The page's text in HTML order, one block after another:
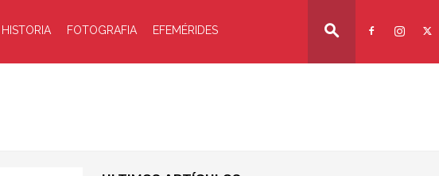
HISTORIA FOTOGRAFIA EFEMÉRIDES